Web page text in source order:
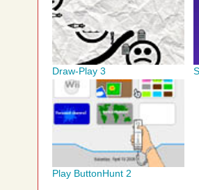
Draw-Play 3
Play ButtonHunt 2